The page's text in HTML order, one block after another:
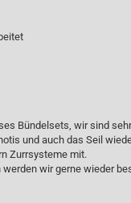
Bündelsets, wir sind
und auch das Seil
Zurrsysteme mit.
wir gerne wieder